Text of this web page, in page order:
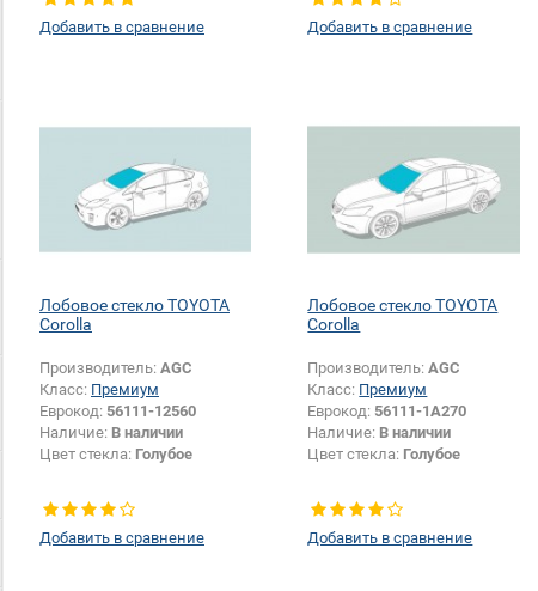
Добавить в сравнение Добавить в сравнение
Лобовое стекло TOYOTA
Corolla
Производитель: AGC
Класс: Премиум
Еврокод: 56111-12560
Наличие: В наличии
Цвет стекла: Голубое
Добавить в сравнение
Лобовое стекло TOYOTA
Corolla
Производитель:AGC
Класс: Премиум
Еврокод: 56111-1A270
Наличие: В наличии
Цвет стекла: Голубое
Добавить в сравнение